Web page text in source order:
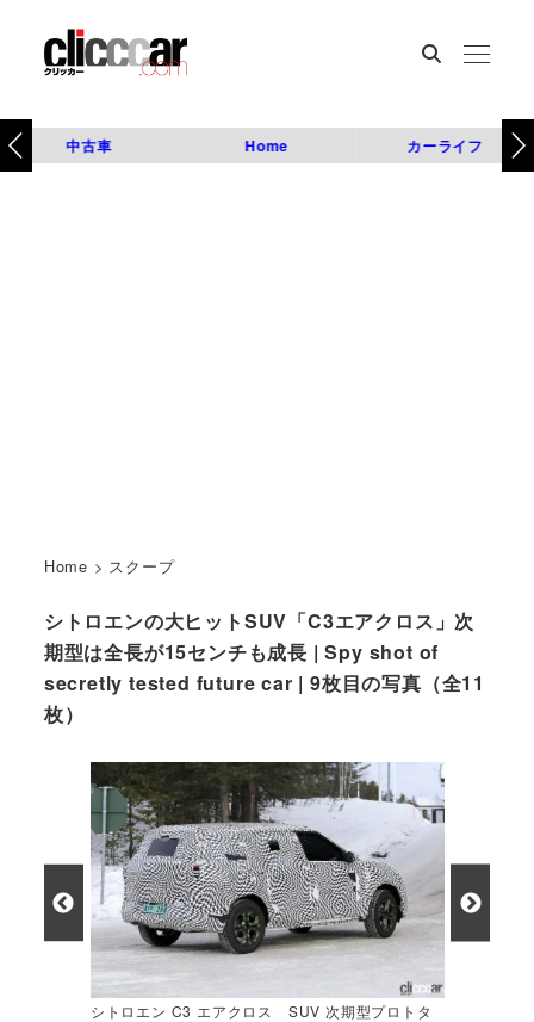
中古車 Home カーライフ
Home > スクープ
シトロエンの大ヒットSUV「C3エアクロス」次
期型は全長が15センチも成長 | Spy shot of
secretly tested future car | 9枚目の写真（全11
枚）
シトロエン C3 エアクロス SUV 次期型プロトタ